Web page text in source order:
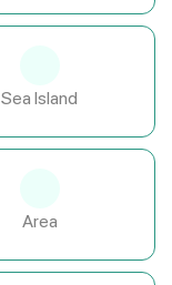
Sea Island
Area